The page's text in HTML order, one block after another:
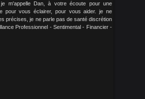
m'appelle Dan, à votre écoute pour une
pour vous éclairer, pour vous aider. je ne
précises, je ne parle pas de santé discrétion
Professionnel - Sentimental - Financier -